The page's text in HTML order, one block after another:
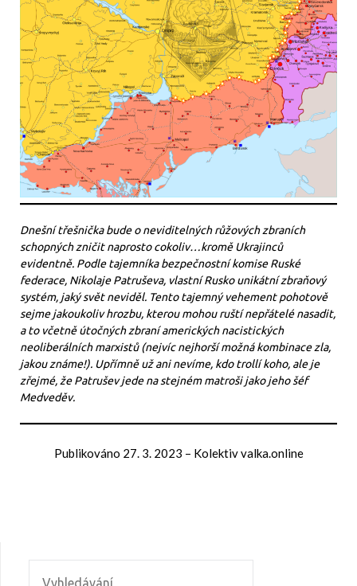
Dnešní třešnička bude o neviditelných růžových zbraních
schopných zničit naprosto cokoliv…kromě Ukrajinců
evidentně. Podle tajemníka bezpečnostní komise Ruské
federace, Nikolaje Patruševa, vlastní Rusko unikátní zbraňový
systém, jaký svět neviděl. Tento tajemný vehement pohotově
sejme jakoukoliv hrozbu, kterou mohou ruští nepřátelé nasadit,
a to včetně útočných zbraní amerických nacistických
neoliberálních marxistů (nejvíc nejhorší možná kombinace zla,
jakou známe!). Upřímně už ani nevíme, kdo trollí koho, ale je
zřejmé, že Patrušev jede na stejném matroši jako jeho šéf
Medveděv.
Publikováno 27. 3. 2023 – Kolektiv valka.online